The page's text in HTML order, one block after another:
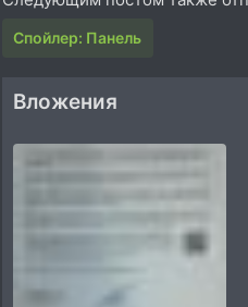
Спойлер: Панель
Вложения